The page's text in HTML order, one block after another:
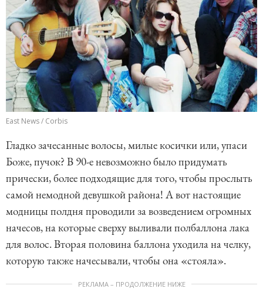
East News / Corbis
Гладко зачесанные волосы, милые косички или, упаси
Боже, пучок? В 90-е невозможно было придумать
прически, более подходящие для того, чтобы прослыть
самой немодной девушкой района! А вот настоящие
модницы полдня проводили за возведением огромных
начесов, на которые сверху выливали полбаллона лака
для волос. Вторая половина баллона уходила на челку,
которую также начесывали, чтобы она «стояла».
РЕКЛАМА – ПРОДОЛЖЕНИЕ НИЖЕ